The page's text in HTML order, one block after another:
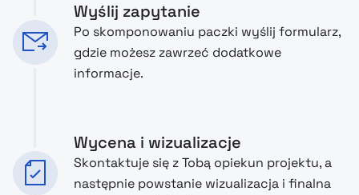
Wyślij zapytanie
Po skomponowaniu paczki wyślij formularz,
gdzie możesz zawrzeć dodatkowe
informacje.
Wycena i wizualizacje
Skontaktuje się z Tobą opiekun projektu, a
następnie powstanie wizualizacja i finalna